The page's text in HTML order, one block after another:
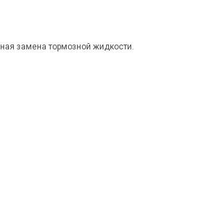
замена тормозной жидкости.